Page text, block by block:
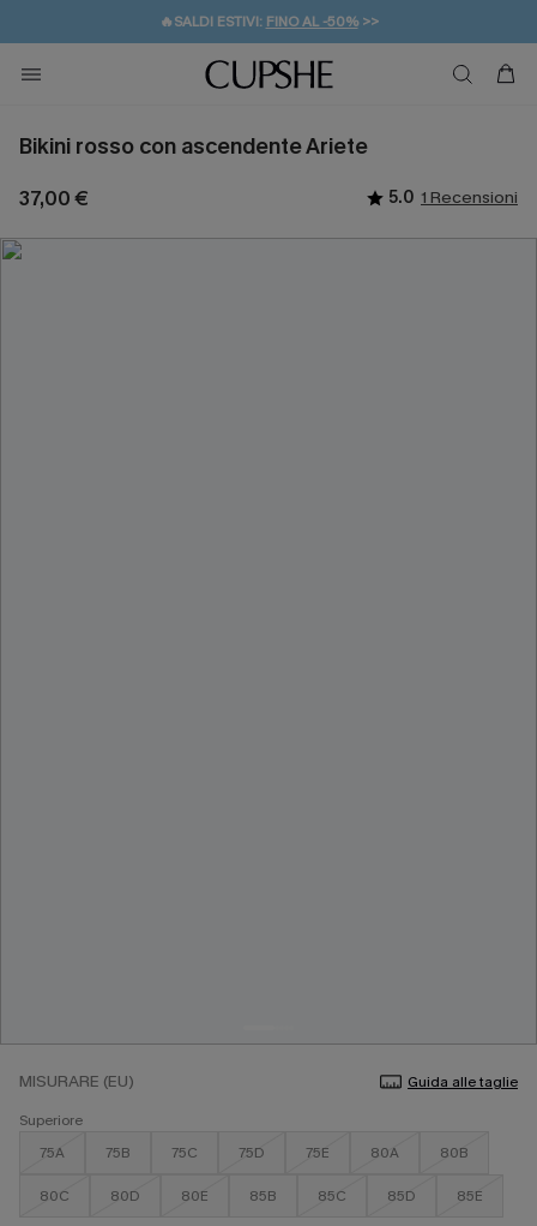
🔥SALDI ESTIVI: FINO AL -50%>>
🚚SPEDIZIONE GRATUITA DA 49€
💌REGALO PER I NUOVI: 20% DI SCONTO*
Bikini rosso con ascendente Ariete
37,00 € 5.0 1 Recensioni
MISURARE (EU)
Guida alle taglie
Superiore
75A
75B 75C 75D 75E 80A 80B
80C 80D 80E 85B 85C 85D 85E